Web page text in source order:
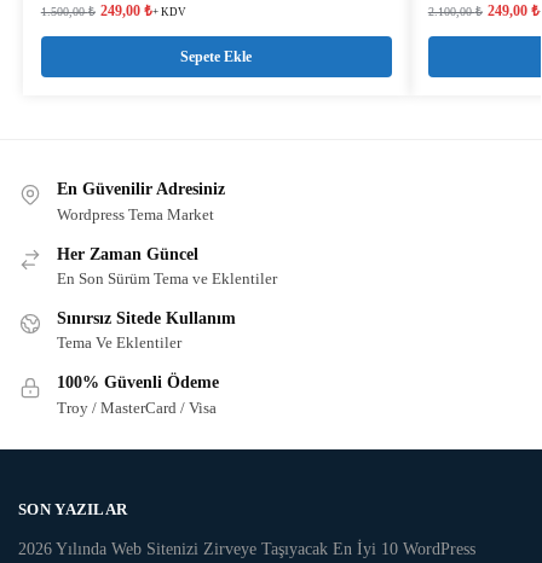
1.500,00₺ 249,00 ₺+ KDV
Sepete Ekle
2.100,00₺ 249,00 ₺
En Güvenilir Adresiniz
Wordpress Tema Market
Her Zaman Güncel
En Son Sürüm Tema ve Eklentiler
Sınırsız Sitede Kullanım
Tema Ve Eklentiler
100% Güvenli Ödeme
Troy / MasterCard / Visa
SON YAZILAR
2026 Yılında Web Sitenizi Zirveye Taşıyacak En İyi 10 WordPress